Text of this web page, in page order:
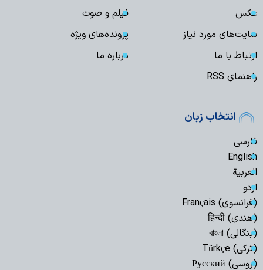
عکس
فیلم و صوت
سایت‌های مورد نیاز
پرونده‌های ویژه
ارتباط با ما
درباره ما
راهنمای RSS
انتخاب زبان
فارسی
English
العربیة
اردو
(فرانسوی) Français
(هندی) हिन्दी
(بنگالی) বাংলা
(ترکی) Türkçe
(روسی) Русский